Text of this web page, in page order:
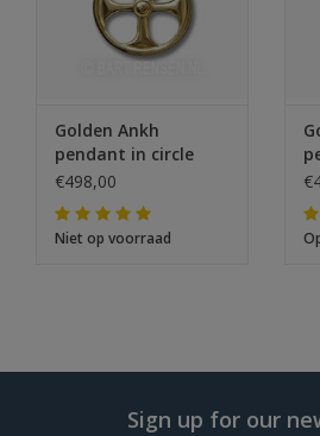
Golden Ankh
pendant in circle
€498,00
Niet op voorraad
Sign up for our